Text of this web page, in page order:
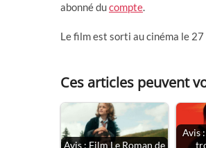
abonné ducompte.
Le film est sorti au cinéma le
Ces articles peuvent
Avis : Film Le Roman de
Avis